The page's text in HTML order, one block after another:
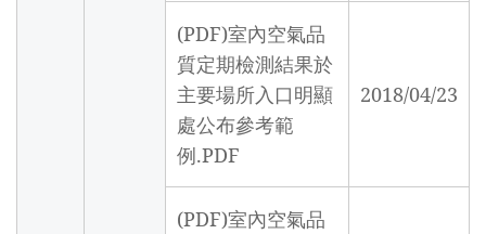
(PDF)室內空氣品
質定期檢測結果於
主要場所入口明顯
處公布參考範
例.PDF
2018/04/23
(PDF)室內空氣品